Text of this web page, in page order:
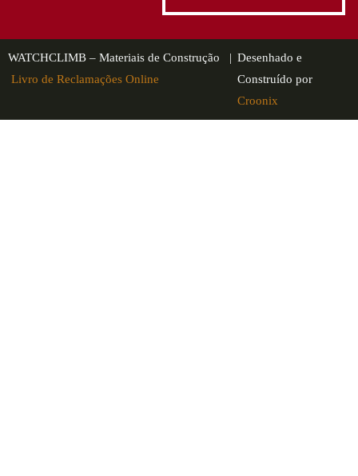
WATCHCLIMB – Materiais de Construção |
Livro de Reclamações Online
Desenhado e
Construído por
Croonix